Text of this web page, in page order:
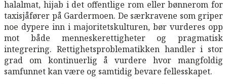
halalmat, hijab i det offentlige rom eller bønnerom for
taxisjåfører på Gardermoen. De særkravene som griper
noe dypere inn i majoritetskulturen, bør vurderes opp
mot både menneskerettigheter og pragmatisk
integrering. Rettighetsproblematikken handler i stor
grad om kontinuerlig å vurdere hvor mangfoldig
samfunnet kan være og samtidig bevare fellesskapet.